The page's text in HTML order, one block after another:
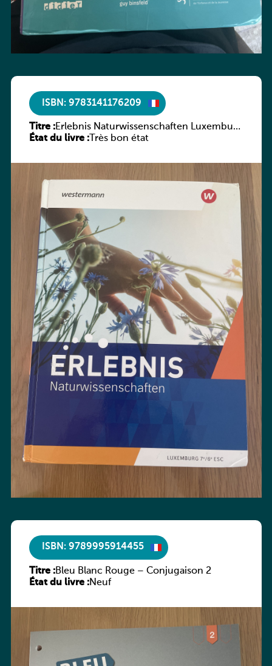
ISBN: 9783141176209
Titre :Erlebnis Naturwissenschaften Luxemburg
7e 6e ESC
État du livre :Très bon état
ISBN: 9789995914455
Titre :Bleu Blanc Rouge – Conjugaison 2
État du livre :Neuf